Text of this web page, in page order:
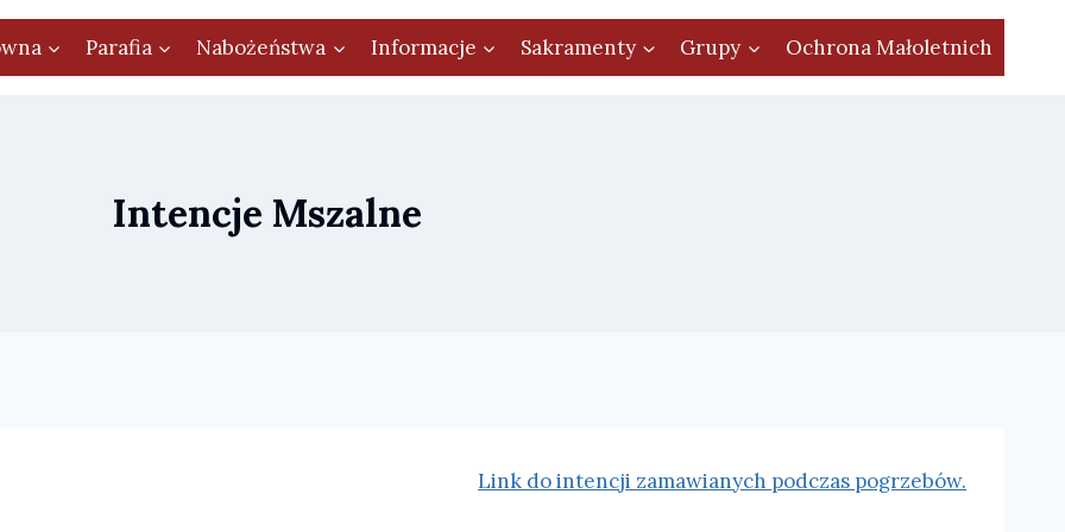
Parafia Nabożeństwa Informacje Sakramenty Grupy Ochrona Małoletnich
Intencje Mszalne
Link do intencji zamawianych podczas pogrzebów.